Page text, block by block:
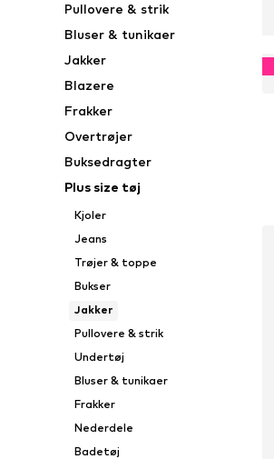
Pullovere & strik
Bluser & tunikaer
Jakker
Blazere
Frakker
Overtrøjer
Buksedragter
Plus size tøj
Kjoler
Jeans
Trøjer & toppe
Bukser
Jakker
Pullovere & strik
Undertøj
Bluser & tunikaer
Frakker
Nederdele
Badetøj